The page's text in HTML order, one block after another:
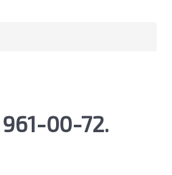
00-72.